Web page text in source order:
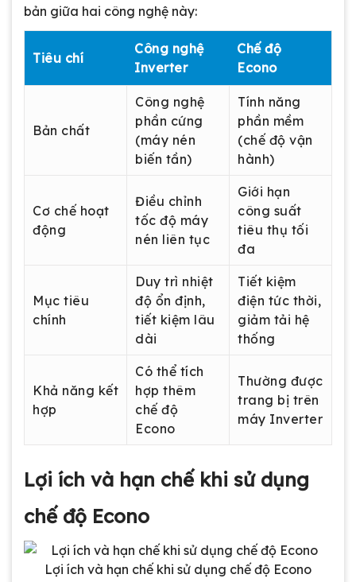
bản giữa hai công nghệ này:
Tiêu chí
Công nghệ
Inverter
Chế độ
Econo
Bản chất
Công nghệ
phần cứng
(máy nén
biến tần)
Tính năng
phần mềm
(chế độ vận
hành)
Cơ chế hoạt
động
Điều chỉnh
tốc độ máy
nén liên tục
Giới hạn
công suất
tiêu thụ tối
đa
Mục tiêu
chính
Duy trì nhiệt
độ ổn định,
tiết kiệm lâu
dài
Tiết kiệm
điện tức thời,
giảm tải hệ
thống
Khả năng kết
hợp
Có thể tích
hợp thêm
chế độ
Econo
Thường được
trang bị trên
máy Inverter
Lợi ích và hạn chế khi sử dụng
chế độ Econo
Lợi ích và hạn chế khi sử dụng chế độ Econo